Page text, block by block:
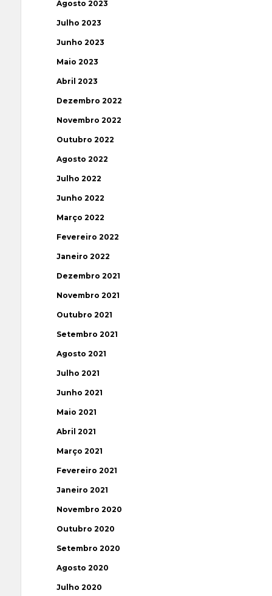
Agosto 2023
Julho 2023
Junho 2023
Maio 2023
Abril 2023
Dezembro 2022
Novembro 2022
Outubro 2022
Agosto 2022
Julho 2022
Junho 2022
Março 2022
Fevereiro 2022
Janeiro 2022
Dezembro 2021
Novembro 2021
Outubro 2021
Setembro 2021
Agosto 2021
Julho 2021
Junho 2021
Maio 2021
Abril 2021
Março 2021
Fevereiro 2021
Janeiro 2021
Novembro 2020
Outubro 2020
Setembro 2020
Agosto 2020
Julho 2020